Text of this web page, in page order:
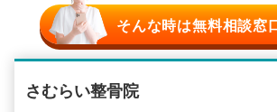
そんな時は無料相談窓
さむらい整骨院